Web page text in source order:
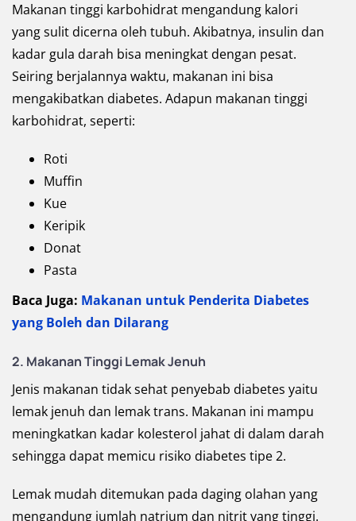
Makanan tinggi karbohidrat mengandung kalori
yang sulit dicerna oleh tubuh. Akibatnya, insulin dan
kadar gula darah bisa meningkat dengan pesat.
Seiring berjalannya waktu, makanan ini bisa
mengakibatkan diabetes. Adapun makanan tinggi
karbohidrat, seperti:
Roti
Muffin
Kue
Keripik
Donat
Pasta
Baca Juga: Makanan untuk Penderita Diabetes
yang Boleh dan Dilarang
2. Makanan Tinggi Lemak Jenuh
Jenis makanan tidak sehat penyebab diabetes yaitu
lemak jenuh dan lemak trans. Makanan ini mampu
meningkatkan kadar kolesterol jahat di dalam darah
sehingga dapat memicu risiko diabetes tipe 2.
Lemak mudah ditemukan pada daging olahan yang
mengandung jumlah natrium dan nitrit yang tinggi.